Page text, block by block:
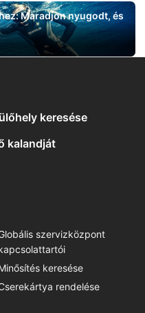
Maradjon nyugodt, és
keresése
kalandját
szervizközpont
keresése
rendelése